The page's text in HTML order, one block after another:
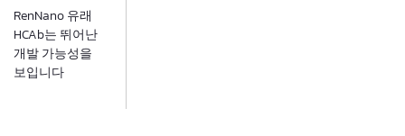
RenNano 유래
HCAb는 뛰어난
개발 가능성을
보입니다